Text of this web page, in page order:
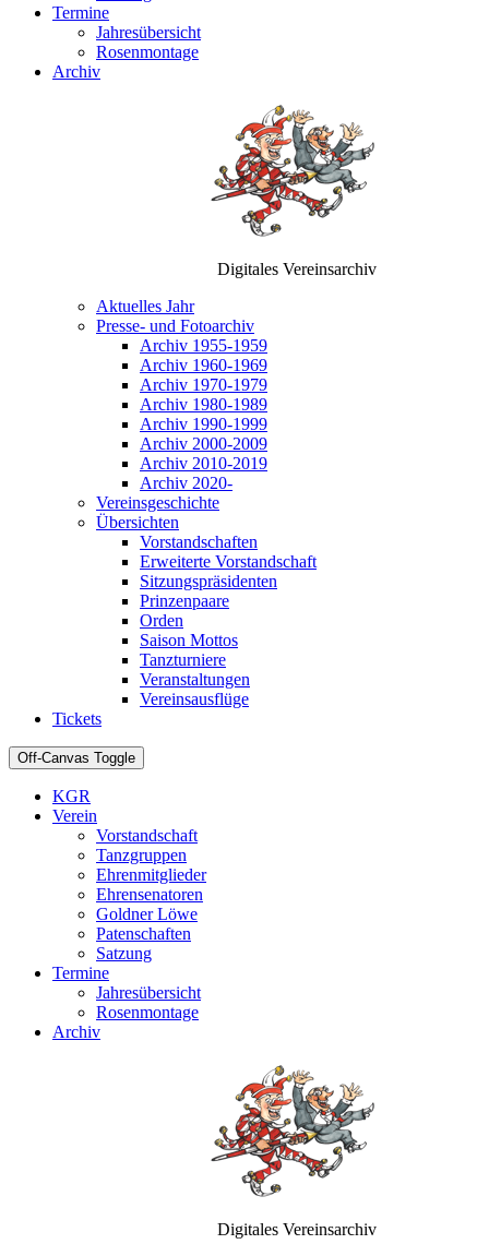
Termine
Jahresübersicht
Rosenmontage
Archiv
Digitales Vereinsarchiv
Aktuelles Jahr
Presse- und Fotoarchiv
Archiv 1955-1959
Archiv 1960-1969
Archiv 1970-1979
Archiv 1980-1989
Archiv 1990-1999
Archiv 2000-2009
Archiv 2010-2019
Archiv 2020-
Vereinsgeschichte
Übersichten
Vorstandschaften
Erweiterte Vorstandschaft
Sitzungspräsidenten
Prinzenpaare
Orden
Saison Mottos
Tanzturniere
Veranstaltungen
Vereinsausflüge
Tickets
Off-Canvas Toggle
KGR
Verein
Vorstandschaft
Tanzgruppen
Ehrenmitglieder
Ehrensenatoren
Goldner Löwe
Patenschaften
Satzung
Termine
Jahresübersicht
Rosenmontage
Archiv
Digitales Vereinsarchiv